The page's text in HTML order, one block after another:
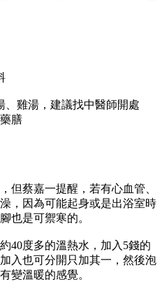
、雞湯，建議找中醫師開處
膳
但蔡嘉一提醒，若有心血管、
，因為可能起身或是出浴室時
也是可禦寒的。
40度多的溫熱水，加入5錢的
入也可分開只加其一，然後泡
變溫暖的感覺。